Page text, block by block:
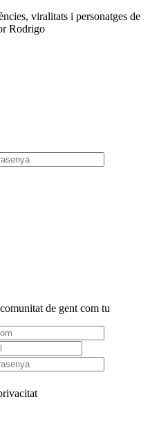
viralitats i personatges de
Rodrigo
de gent com tu